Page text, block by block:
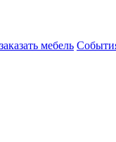
мебель